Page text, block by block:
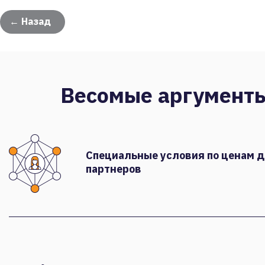
← Назад
Весомые
Специальные условия по ценам
партнеров